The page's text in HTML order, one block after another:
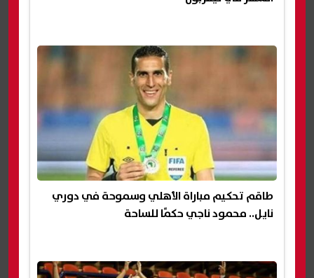
طاقم تحكيم مباراة الأهلي وسموحة في دوري
نايل.. محمود ناجي حكمًا للساحة